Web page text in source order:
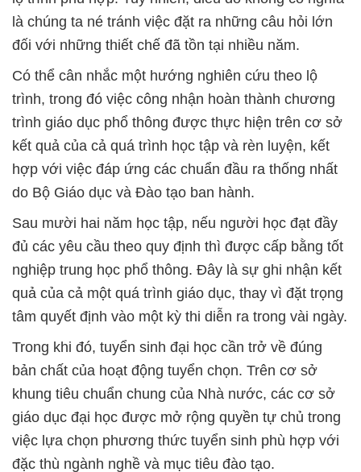
là chúng ta né tránh việc đặt ra những câu hỏi lớn
đối với những thiết chế đã tồn tại nhiều năm.
Có thể cân nhắc một hướng nghiên cứu theo lộ
trình, trong đó việc công nhận hoàn thành chương
trình giáo dục phổ thông được thực hiện trên cơ sở
kết quả của cả quá trình học tập và rèn luyện, kết
hợp với việc đáp ứng các chuẩn đầu ra thống nhất
do Bộ Giáo dục và Đào tạo ban hành.
Sau mười hai năm học tập, nếu người học đạt đầy
đủ các yêu cầu theo quy định thì được cấp bằng tốt
nghiệp trung học phổ thông. Đây là sự ghi nhận kết
quả của cả một quá trình giáo dục, thay vì đặt trọng
tâm quyết định vào một kỳ thi diễn ra trong vài ngày.
Trong khi đó, tuyển sinh đại học cần trở về đúng
bản chất của hoạt động tuyển chọn. Trên cơ sở
khung tiêu chuẩn chung của Nhà nước, các cơ sở
giáo dục đại học được mở rộng quyền tự chủ trong
việc lựa chọn phương thức tuyển sinh phù hợp với
đặc thù ngành nghề và mục tiêu đào tạo.